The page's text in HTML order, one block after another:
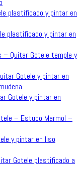
plastificado y pintar en
plastificado y pintar en
– Quitar Gotele temple y
Gotele y pintar en
Gotele y pintar en
– Estuco Marmol –
y pintar en liso
Gotele plastificado a